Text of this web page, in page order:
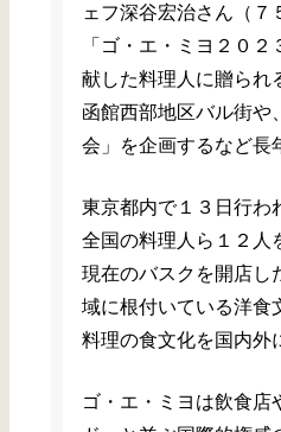
ェフ深谷宏治さん（
「ゴ・エ・ミヨ２０
献した料理人に贈られ
函館西部地区バル街や
会」を企画するなど長
東京都内で１３日行わ
全国の料理人ら１２人
現在のバスクを開店し
域に根付いている洋食
料理の食文化を国内外
ゴ・エ・ミヨは飲食店